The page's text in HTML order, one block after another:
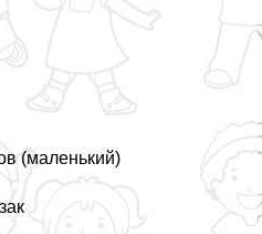
(маленький)